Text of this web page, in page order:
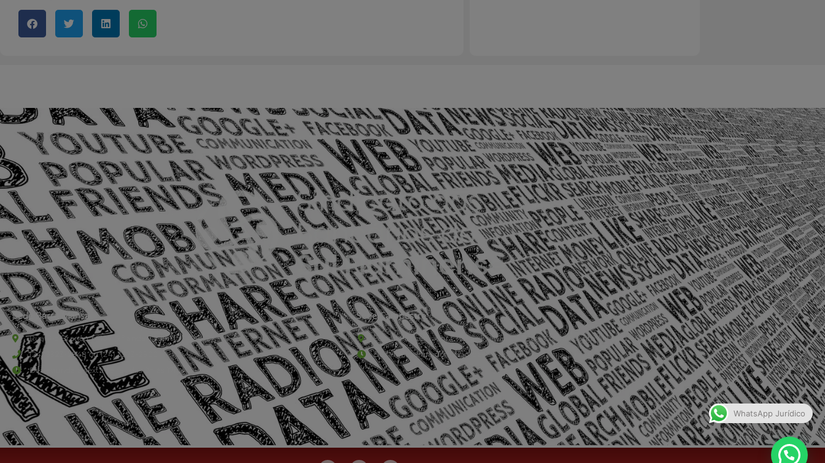
Sede Barra Mansa
Rua Rio Branco, nº107 (2º andar), Centro - Cep: 27.330-030
(24) 3323-2848 ou (24) 3323-2500
De segunda à sexta-feira , das 9h às 17h.
Sede Campestre:
Estrada Governador Chagas Freitas – 3.780 – Colônia Santo Antônio – Barra Mansa
De terça-feira a domingo, das 9h às 17h
WhatsApp Jurídico